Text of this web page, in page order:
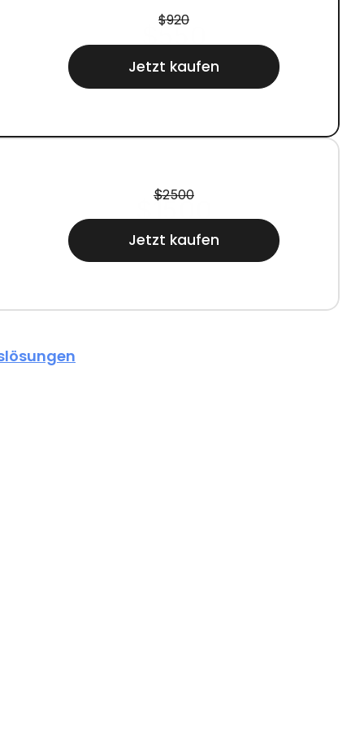
$920
$550
Jetzt kaufen
$2500
$1500
Jetzt kaufen